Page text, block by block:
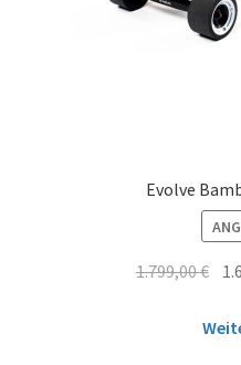
Evolve
1.799,00€